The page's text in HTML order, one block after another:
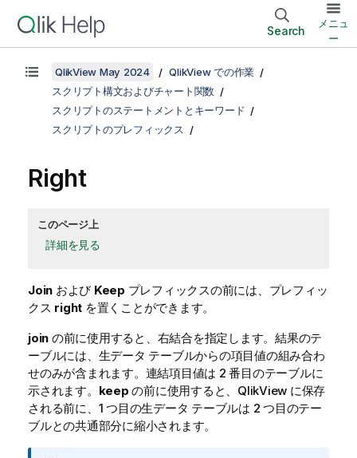
Search
メニュ
ー
QlikView May 2024
QlikView での作業
スクリプト構文およびチャート関数
スクリプトのステートメントとキーワード
スクリプトのプレフィックス
Right
このページ上
詳細を見る
Join および Keep プレフィックスの前には、プレフィッ
クス right を置くことができます。
join の前に使用すると、右結合を指定します。結果のテ
ーブルには、生データ テーブルからの項目値の組み合わ
せのみが含まれます。連結項目値は 2 番目のテーブルに
示されます。 keep の前に使用すると、 QlikView に保存
される前に、1 つ目の生データ テーブルは 2 つ目のテー
ブルとの共通部分に縮小されます。